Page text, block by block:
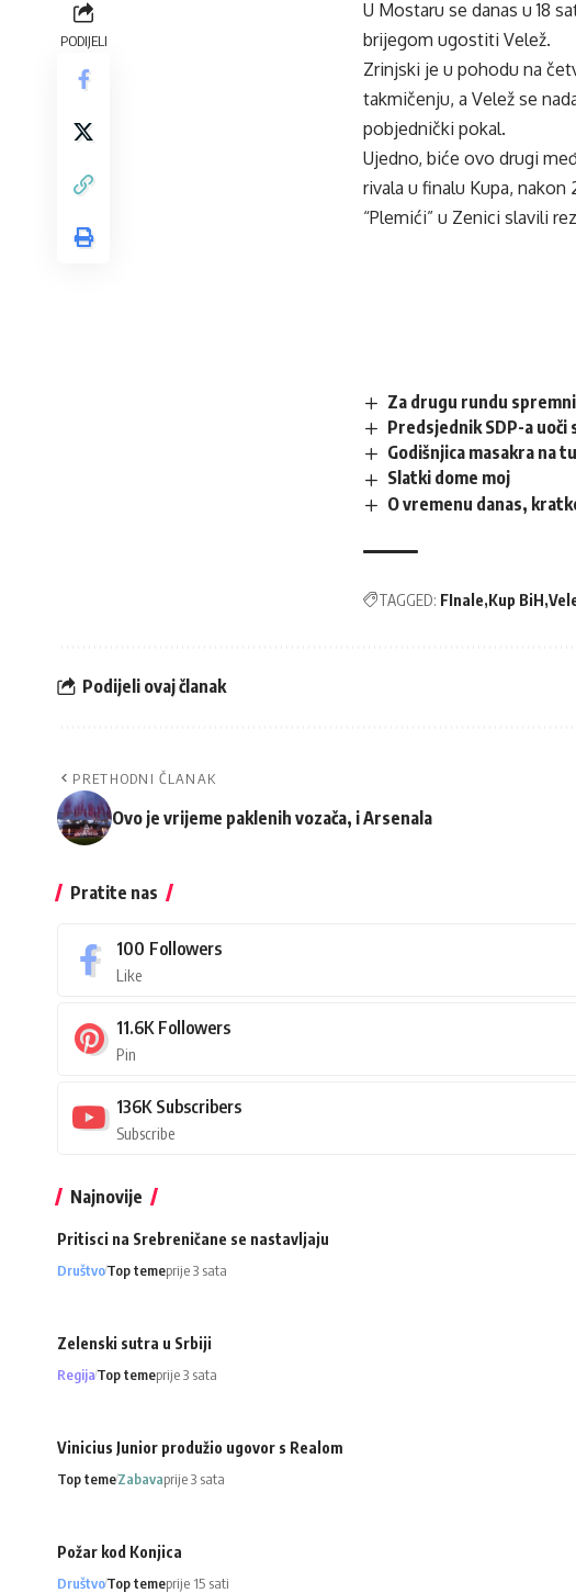
PODIJELI
U Mostaru se danas u 18
brijegom ugostiti Velež.
Zrinjski je u pohodu na
takmičenju, a Velež se
pobjednički pokal.
Ujedno, biće ovo drugi
rivala u finalu Kupa, nakon
“Plemići” u Zenici slavili
Za drugu rundu spremni
Predsjednik SDP-a uoči
Godišnjica masakra na
Slatki dome moj
O vremenu danas,
TAGGED: FInale Kup BiH
Podijeli ovaj članak
PRETHODNI ČLANAK
Ovo je vrijeme paklenih vozača, i Arsenala
Pratite nas
100 Followers
Like
11.6K Followers
Pin
136K Subscribers
Subscribe
Najnovije
Pritisci na Srebreničane se nastavljaju
DruštvoTop temeprije 3 sata
Zelenski sutra u Srbiji
RegijaTop temeprije 3 sata
Vinicius Junior produžio ugovor s Realom
Top temeZabavaprije 3 sata
Požar kod Konjica
DruštvoTop temeprije 15 sati